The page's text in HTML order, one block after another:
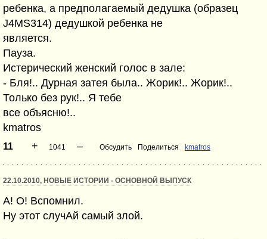
ребенка, а предполагаемый дедушка (образец
J4MS314) дедушкой ребенка не
является.
Пауза.
Истерический женский голос в зале:
- Бля!.. Дурная затея была.. Жорик!.. Жорик!..
Только без рук!.. Я тебе
все объясню!..
kmatros
11 + 1041 – Обсудить Поделиться kmatros
22.10.2010, НОВЫЕ ИСТОРИИ - ОСНОВНОЙ ВЫПУСК
A! O! Вспомнил.
Ну этот случАй самый злой.